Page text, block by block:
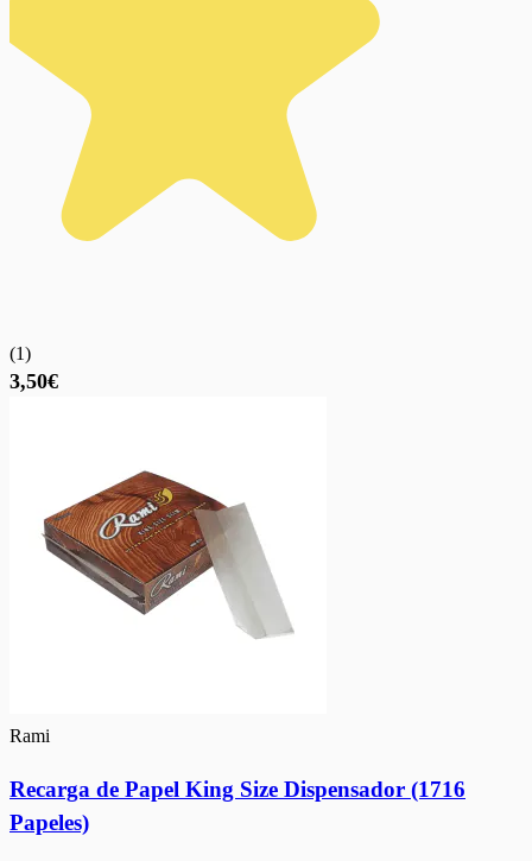
(1)
3,50€
Rami
Recarga de Papel King Size Dispensador (1716
Papeles)